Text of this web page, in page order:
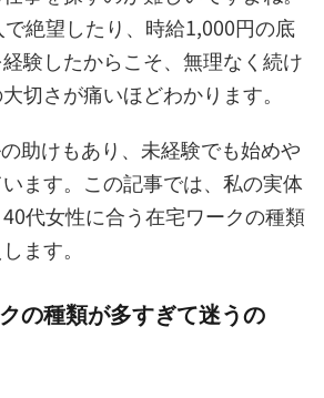
絶望したり、時給1,000円の底
験したからこそ、無理なく続け
切さが痛いほどわかります。
助けもあり、未経験でも始めや
ます。この記事では、私の実体
代女性に合う在宅ワークの種類
ます。
の種類が多すぎて迷うの